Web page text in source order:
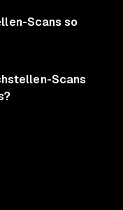
Scans so
Scans